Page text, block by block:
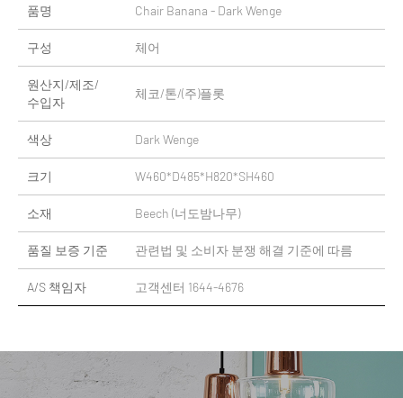
품명 Chair Banana - Dark Wenge
구성 체어
원산지/제조/
수입자
체코/톤/(주)플롯
색상 Dark Wenge
크기 W460*D485*H820*SH460
소재 Beech (너도밤나무)
품질 보증 기준 관련법 및 소비자 분쟁 해결 기준에 따름
A/S 책임자 고객센터 1644-4676